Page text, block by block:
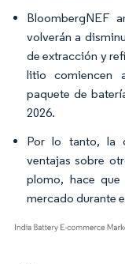
BloombergNEF
volverán a
de extracción y
litio comiencen
paquete de
2026.
Por lo tanto, la
ventajas sobre
plomo, hace
mercado durante